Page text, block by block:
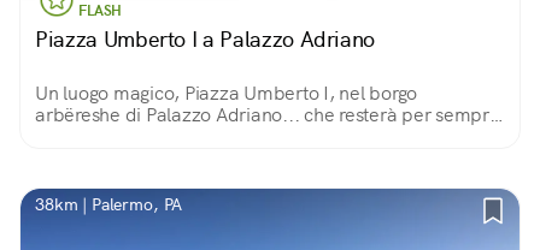
FLASH
Piazza Umberto I a Palazzo Adriano
Un luogo magico, Piazza Umberto I, nel borgo
arbëreshe di Palazzo Adriano... che resterà per sempre
38km | Palermo, PA